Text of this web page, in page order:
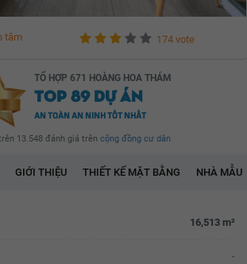
tâm 174 vote
TỔ HỢP 671 HOÀNG HOA THÁM
TOP 89 DỰ ÁN
AN TOÀN AN NINH TỐT NHẤT
13.548 đánh giá trên cộng đồng cư dân
GIỚI THIỆU THIẾT KẾ MẶT BẰNG NHÀ MẪU
16,513 m²
-